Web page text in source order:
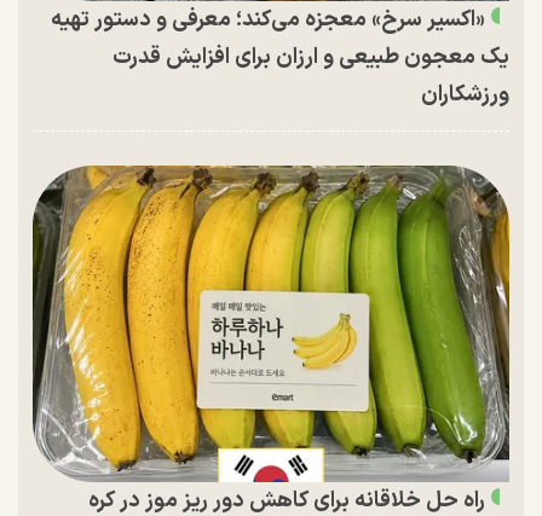
«اکسیر سرخ» معجزه می‌کند؛ معرفی و دستور تهیه
یک معجون طبیعی و ارزان برای افزایش قدرت
ورزشکاران
راه حل خلاقانه برای کاهش دور ریز موز در کره